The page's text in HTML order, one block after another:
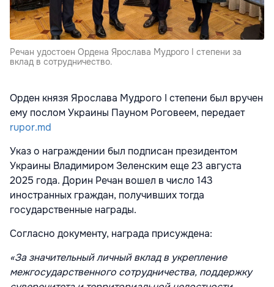
Речан удостоен Ордена Ярослава Мудрого I степени за
вклад в сотрудничество.
Орден князя Ярослава Мудрого I степени был вручен
ему послом Украины Пауном Роговеем, передает
rupor.md
Указ о награждении был подписан президентом
Украины Владимиром Зеленским еще 23 августа
2025 года. Дорин Речан вошел в число 143
иностранных граждан, получивших тогда
государственные награды.
Согласно документу, награда присуждена:
«За значительный личный вклад в укрепление
межгосударственного сотрудничества, поддержку